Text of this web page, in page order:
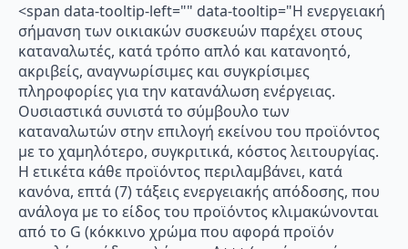
<span data-tooltip-left="" data-tooltip="Η ενεργειακή
σήμανση των οικιακών συσκευών παρέχει στους
καταναλωτές, κατά τρόπο απλό και κατανοητό,
ακριβείς, αναγνωρίσιμες και συγκρίσιμες
πληροφορίες για την κατανάλωση ενέργειας.
Ουσιαστικά συνιστά το σύμβουλο των
καταναλωτών στην επιλογή εκείνου του προϊόντος
με το χαμηλότερο, συγκριτικά, κόστος λειτουργίας.
Η ετικέτα κάθε προϊόντος περιλαμβάνει, κατά
κανόνα, επτά (7) τάξεις ενεργειακής απόδοσης, που
ανάλογα με το είδος του προϊόντος κλιμακώνονται
από το G (κόκκινο χρώμα που αφορά προϊόν